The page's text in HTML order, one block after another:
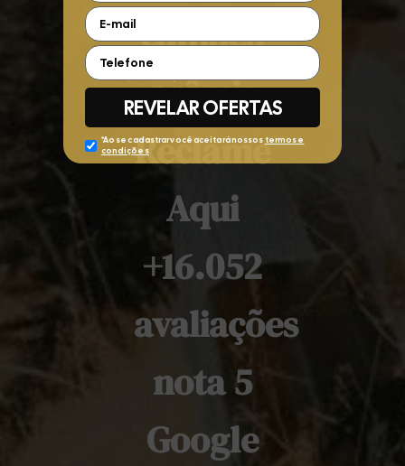
campeã
prêmio
Reclame
Aqui
+16.052
avaliações
nota 5
Google